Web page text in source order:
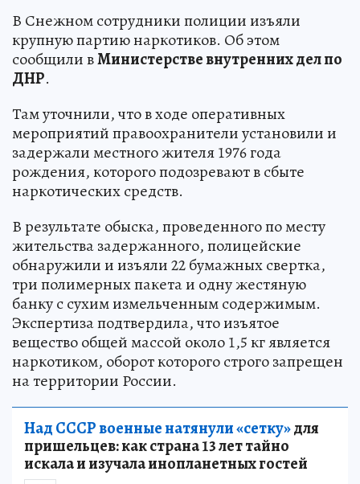
В Снежном сотрудники полиции изъяли
крупную партию наркотиков. Об этом
сообщили вМинистерстве внутренних дел по
ДНР.
Там уточнили, что в ходе оперативных
мероприятий правоохранители установили и
задержали местного жителя 1976 года
рождения, которого подозревают в сбыте
наркотических средств.
В результате обыска, проведенного по месту
жительства задержанного, полицейские
обнаружили и изъяли 22 бумажных свертка,
три полимерных пакета и одну жестяную
банку с сухим измельченным содержимым.
Экспертиза подтвердила, что изъятое
вещество общей массой около 1,5 кг является
наркотиком, оборот которого строго запрещен
на территории России.
Над СССР военные натянули «сетку»для
пришельцев: как страна 13 лет тайно
искала и изучала инопланетных гостей